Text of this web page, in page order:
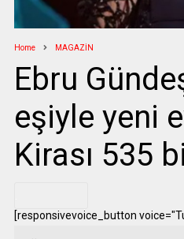
Home MAGAZİN
Ebru
eşiyle yeni
Kirası 535
[responsivevoice_button